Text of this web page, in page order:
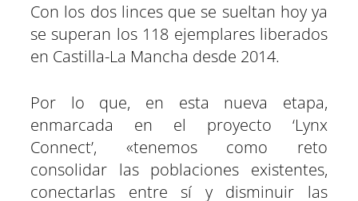
Con los dos linces que se sueltan hoy ya
se superan los 118 ejemplares liberados
en Castilla-La Mancha desde 2014.
Por lo que, en esta nueva etapa,
enmarcada en el proyecto ‘Lynx
Connect’, «tenemos como reto
consolidar las poblaciones existentes,
conectarlas entre sí y disminuir las